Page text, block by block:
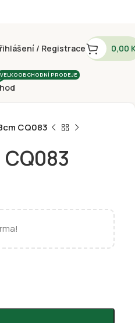
/ Registrace 0,00
VELKOOBCHODNÍ PRODEJE
CQ083